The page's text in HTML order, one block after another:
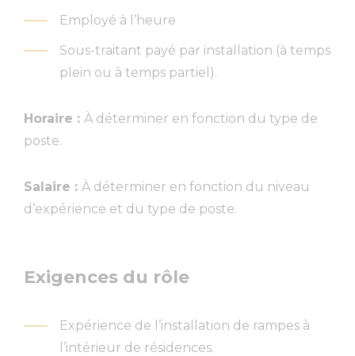
Employé à l’heure
Sous-traitant payé par installation (à temps
plein ou à temps partiel).
Horaire : À déterminer en fonction du type de
poste.
Salaire : À déterminer en fonction du niveau
d’expérience et du type de poste.
Exigences du rôle
Expérience de l’installation de rampes à
l’intérieur de résidences.